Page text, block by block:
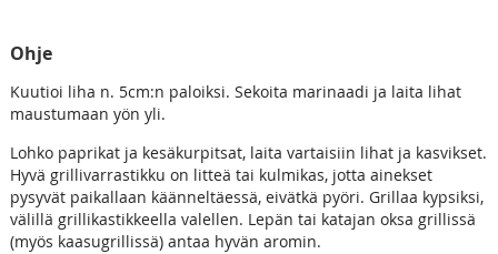
Ohje
Kuutioi liha n. 5cm:n paloiksi. Sekoita marinaadi ja laita lihat
maustumaan yön yli.
Lohko paprikat ja kesäkurpitsat, laita vartaisiin lihat ja kasvikset.
Hyvä grillivarrastikku on litteä tai kulmikas, jotta ainekset
pysyvät paikallaan käänneltäessä, eivätkä pyöri. Grillaa kypsiksi,
välillä grillikastikkeella valellen. Lepän tai katajan oksa grillissä
(myös kaasugrillissä) antaa hyvän aromin.